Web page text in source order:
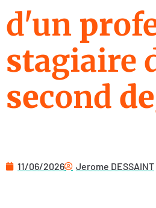
d'un pr
stagiaire
second de
11/06/2026 Jerome DESSAINT